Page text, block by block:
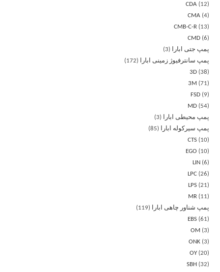
CDA
12
CMA 4
CMB-C-R
13
CMD 6
پمپ جتی ابارا
3
پمپ سانترفیوژ زمینی ابارا
172
3D 38
3M
71
FSD
9
MD
54
پمپ محیطی ابارا
3
پمپ سیرکوله ابارا
85
CTS
10
EGO
10
LIN
6
LPC 26
LPS 21
MR
11
پمپ شناور چاهی ابارا
119
EBS 61
OM
3
ONK 3
OY 20
SBH
32